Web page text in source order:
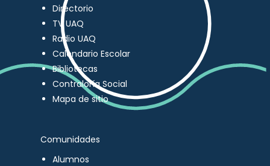
Directorio
TV UAQ
Radio UAQ
Calendario Escolar
Bibliotecas
Contraloría Social
Mapa de sitio
Comunidades
Alumnos